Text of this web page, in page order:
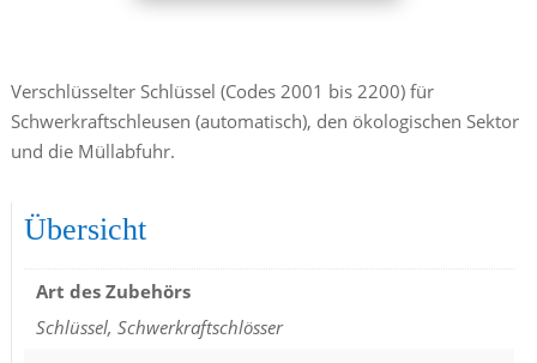
Verschlüsselter Schlüssel (Codes 2001 bis 2200) für
Schwerkraftschleusen (automatisch), den ökologischen Sektor
und die Müllabfuhr.
Übersicht
Art des Zubehörs
Schlüssel, Schwerkraftschlösser